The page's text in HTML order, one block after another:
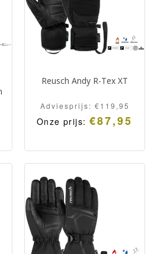
Reusch Andy R-Tex XT
Adviesprijs: €119,95
Onze prijs: €87,95
skihandschoen van Reusch
met een extra warme
wollen voering.